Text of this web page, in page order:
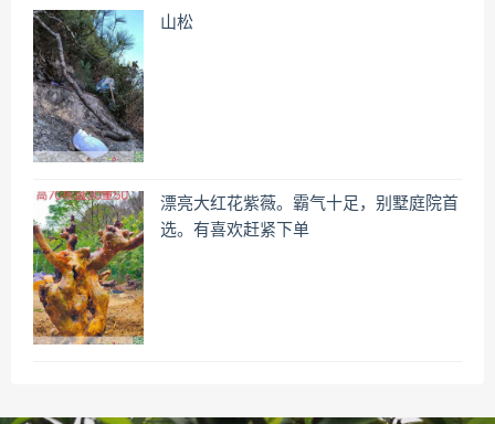
山松
漂亮大红花紫薇。霸气十足，别墅庭院首
选。有喜欢赶紧下单